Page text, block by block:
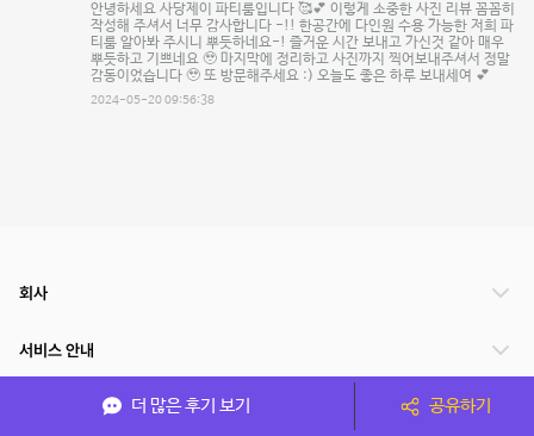
안녕하세요 사당제이 파티룸입니다 🥰💕 이렇게 소중한 사진 리뷰 꼼꼼히
작성해 주셔서 너무 감사합니다 -!! 한공간에 다인원 수용 가능한 저희 파
티룸 알아봐 주시니 뿌듯하네요-! 즐거운 시간 보내고 가신것 같아 매우
뿌듯하고 기쁘네요 🥹 마지막에 정리하고 사진까지 찍어보내주셔서 정말
감동이었습니다 🥹 또 방문해주세요 :) 오늘도 좋은 하루 보내세여 💕
2024-05-20 09:56:38
더 많은 후기 보기 공유하기
회사
서비스 안내